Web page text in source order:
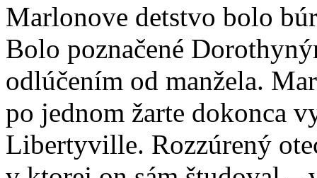
Marlonove detstvo bolo
Bolo poznačené
odlúčením od manžela.
po jednom žarte dokonca
Libertyville. Rozzúrený